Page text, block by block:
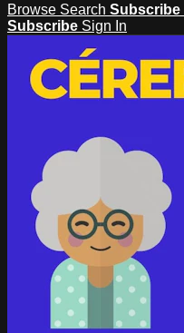
Browse Search Subscribe
Subscribe Sign In